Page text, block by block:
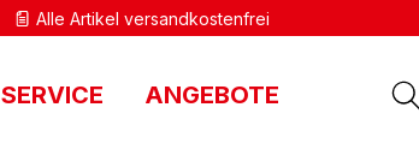
Alle Artikel versandkostenfrei
SERVICE ANGEBOTE